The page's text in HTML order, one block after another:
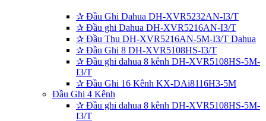
✰ Đầu Ghi Dahua DH-XVR5232AN-I3/T
✰ Đầu ghi Dahua DH-XVR5216AN-I3/T
✰ Đầu Thu DH-XVR5216AN-5M-I3/T Dahua
✰ Đầu Ghi 8 DH-XVR5108HS-I3/T
✰ Đầu ghi dahua 8 kênh DH-XVR5108HS-5M-
I3/T
✰ Đầu Ghi 16 Kênh KX-DAi8116H3-5M
Đầu Ghi 4 Kênh
✰ Đầu ghi dahua 8 kênh DH-XVR5108HS-5M-
I3/T